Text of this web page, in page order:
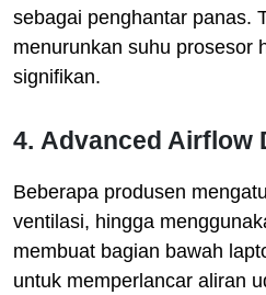
sebagai penghantar panas.
menurunkan suhu prosesor
signifikan.
4. Advanced Airflow
Beberapa produsen
ventilasi, hingga
membuat bagian bawah
untuk memperlancar aliran